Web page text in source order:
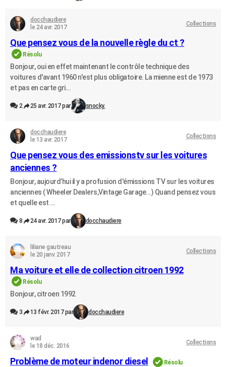
docchaudiere
le 24 avr. 2017
Collections
Que pensez vous de la nouvelle règle du ct ?
Résolu
Bonjour, oui en effet maintenant le contrôle technique des
voitures d'avant 1960 n'est plus obligatoire. La mienne est de 1973
et pas en carte gri...
2 25 avr. 2017 par snocky.
docchaudiere
le 13 avr. 2017
Collections
Que pensez vous des emissionstv sur les voitures
anciennes ?
Bonjour, aujourd’hui il y a profusion d'émissions TV sur les voitures
anciennes ( Wheeler Dealers,Vintage Garage...) Quand pensez vous
et quelle est ...
8 24 avr. 2017 par docchaudiere
liliane gautreau
le 20 janv. 2017
Collections
Ma voiture et elle de collection citroen 1992
Résolu
Bonjour, citroen 1992
3 13 févr. 2017 par docchaudiere
wad
le 18 déc. 2016
Collections
Problème de moteur indenor diesel Résolu